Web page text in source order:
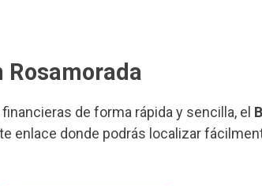
Rosamorada
de forma rápida y sencilla, el
enlace donde podrás localizar